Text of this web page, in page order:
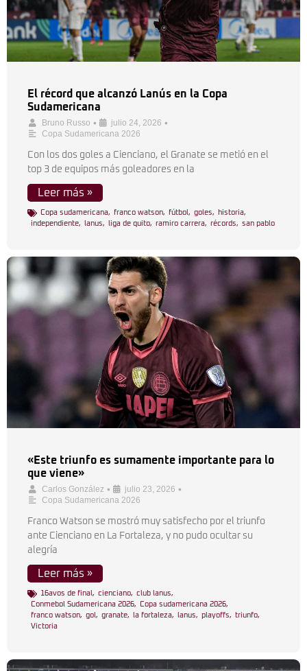
El récord que alcanzó Lanús en la Copa
Sudamericana
Bruno Russo • julio 24, 2026 •
Copa Sudamericana 2026
Con los dos goles a Cienciano, el Granate se metió en el
top 3 de equipos más goleadores en la
Leer más »
Copa sudamericana, franco watson, fútbol , goles, historia,
independiente, lanus, liga de quito, ramiro carrera, récords, san pablo
«Este triunfo es sumamente importante para lo
que viene»
Carlos González • julio 23, 2026 •
Copa Sudamericana 2026
Franco Watson se mostró muy satisfecho por el triunfo
ante Cienciano en La Fortaleza, y no pudo ocultar su
alegría
Leer más »
16avos de final , cienciano, club lanus,
Conmebol Sudamericana 2026, Copa sudamericana 2026,
franco watson, gol , granate, la fortaleza, lanus, playoffs, triunfo,
Victoria